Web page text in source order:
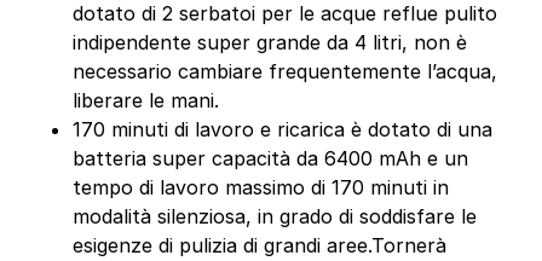
dotato di 2 serbatoi per le acque reflue pulito
indipendente super grande da 4 litri, non è
necessario cambiare frequentemente l’acqua,
liberare le mani.
170 minuti di lavoro e ricarica è dotato di una
batteria super capacità da 6400 mAh e un
tempo di lavoro massimo di 170 minuti in
modalità silenziosa, in grado di soddisfare le
esigenze di pulizia di grandi aree.Tornerà